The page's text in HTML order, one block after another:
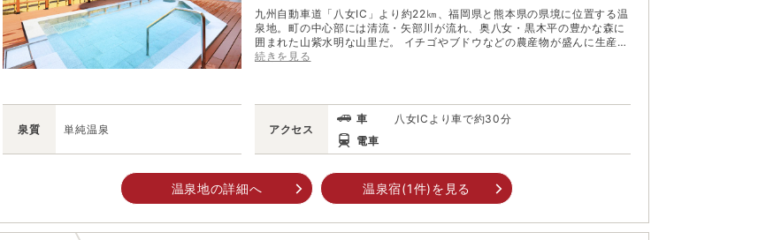
九州自動車道「八女IC」より約22㎞、福岡県と熊本県の県境に位置する温
泉地。町の中心部には清流・矢部川が流れ、奥八女・黒木平の豊かな森に
囲まれた山紫水明な山里だ。 イチゴやブドウなどの農産物が盛んに生産さ
れ、高級茶として名高い八女茶の発祥の地としても知られている。温泉の
く、春の桜やしゃくなげ、初夏のアジサイ、秋の紅葉と四季の彩り豊かに
お出迎え。湯浴みの合間に散歩してみるのも良いだろう。日ごろのわずら
わしさから一歩離れて、自然体の自分にリセットできる格好のエリアだ。
続きを見る
泉質 単純温泉 アクセス
車
八女ICより車で約30分
電車
温泉地の詳細へ 温泉宿(1件)を見る